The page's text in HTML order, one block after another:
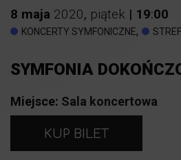
8 maja 2020, piątek | 19:00
KONCERTY SYMFONICZNE,
SYMFONIA
Miejsce: Sala koncertowa
KUP BILET